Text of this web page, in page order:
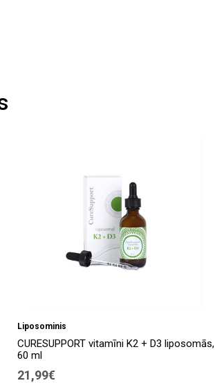
Liposominis
CURESUPPORT vitamīni K2 + D3 liposomās,
60 ml
21,99€